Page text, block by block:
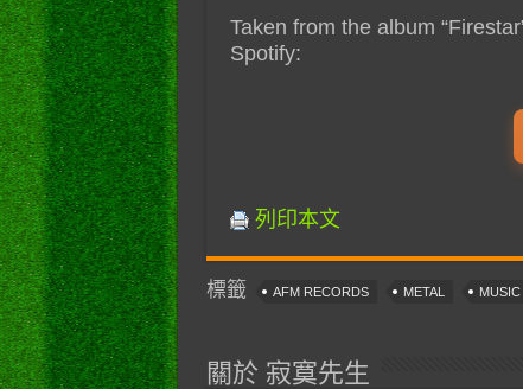
Taken from the album
Spotify:
列印本文
標籤 AFM RECORDS METAL MUSIC
關於 寂寞先生